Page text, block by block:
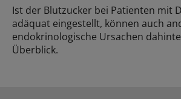
Ist der Blutzucker bei Patienten mit
adäquat eingestellt, können auch
endokrinologische Ursachen
Überblick.